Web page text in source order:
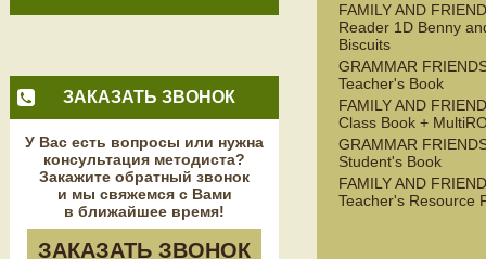
ЗАКАЗАТЬ ЗВОНОК
У Вас есть вопросы или нужна
консультация методиста?
Закажите обратный звонок
и мы свяжемся с Вами
в ближайшее время!
ЗАКАЗАТЬ ЗВОНОК
FAMILY AND
Reader 1D Benny
Biscuits
GRAMMAR
Teacher's Book
FAMILY AND
Class Book +
GRAMMAR
Student's Book
FAMILY AND
Teacher's Resource